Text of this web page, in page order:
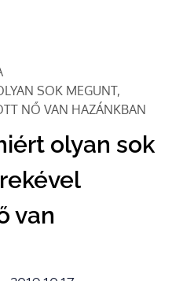
SOK MEGUNT,
NŐ VAN HAZÁNKBAN
olyan sok
van